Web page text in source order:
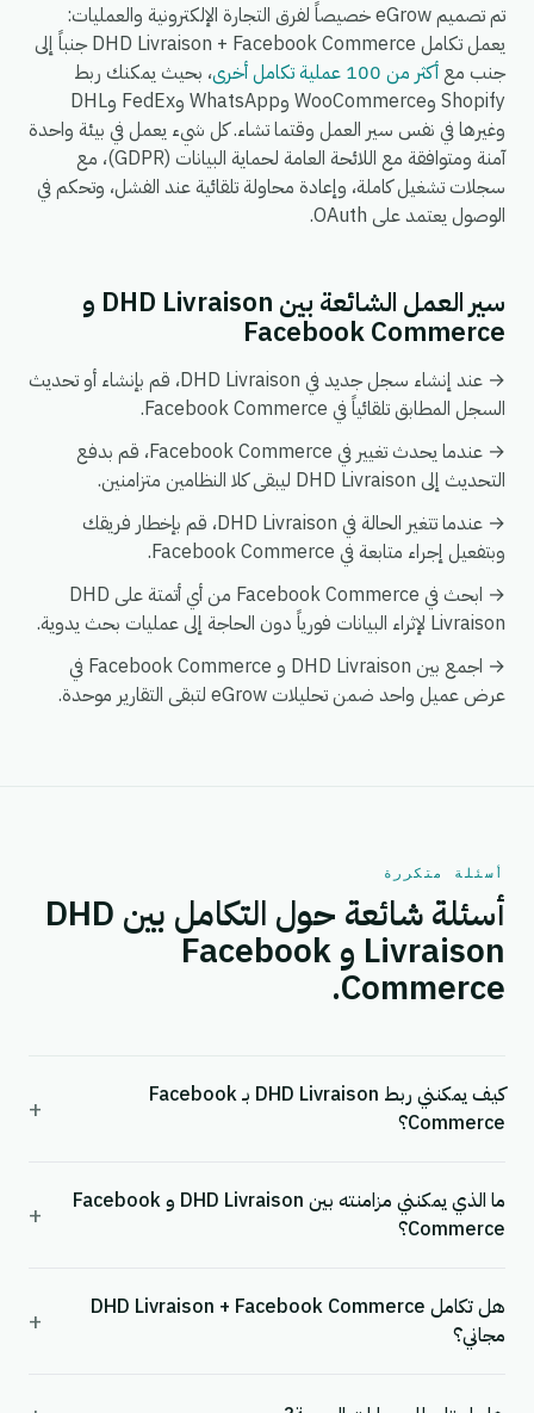
تم تصميم eGrow خصيصاً لفرق التجارة الإلكترونية والعمليات:
يعمل تكامل DHD Livraison + Facebook Commerce جنباً إلى
جنب معأكثر من 100 عملية تكامل أخرى
، بحيث يمكنك ربط
Shopify وWooCommerce وWhatsApp وFedEx وDHL
وغيرها في نفس سير العمل وقتما تشاء. كل شيء يعمل في بيئة واحدة
آمنة ومتوافقة مع اللائحة العامة لحماية البيانات (GDPR)، مع
سجلات تشغيل كاملة، وإعادة محاولة تلقائية عند الفشل، وتحكم في
الوصول يعتمد على OAuth.
سير العمل الشائعة بين DHD Livraison و
Facebook Commerce
→ عند إنشاء سجل جديد في DHD Livraison، قم بإنشاء أو تحديث
السجل المطابق تلقائياً في Facebook Commerce.
→ عندما يحدث تغيير في Facebook Commerce، قم بدفع
التحديث إلى DHD Livraison ليبقى كلا النظامين متزامنين.
→ عندما تتغير الحالة في DHD Livraison، قم بإخطار فريقك
وبتفعيل إجراء متابعة في Facebook Commerce.
→ ابحث في Facebook Commerce من أي أتمتة على DHD
Livraison لإثراء البيانات فورياً دون الحاجة إلى عمليات بحث يدوية.
→ اجمع بين DHD Livraison و Facebook Commerce في
عرض عميل واحد ضمن تحليلات eGrow لتبقى التقارير موحدة.
أسئلة متكررة
أسئلة شائعة حول التكامل بين DHD
Livraison و Facebook
Commerce.
كيف يمكنني ربط DHD Livraison بـ Facebook
Commerce؟
+
ما الذي يمكنني مزامنته بين DHD Livraison و Facebook
Commerce؟
+
هل تكامل DHD Livraison + Facebook Commerce
مجاني؟
+